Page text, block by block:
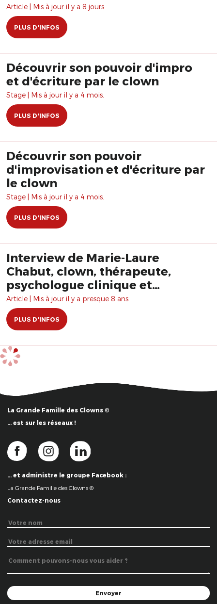
Article | Mis à jour il y a 8 jours.
PLUS D'INFOS
Découvrir son pouvoir d'impro
et d'écriture par le clown
Stage | Mis à jour il y a 4 mois.
PLUS D'INFOS
Découvrir son pouvoir
d'improvisation et d'écriture par
le clown
Stage | Mis à jour il y a 4 mois.
PLUS D'INFOS
Interview de Marie-Laure
Chabut, clown, thérapeute,
psychologue clinique et
psychanalyste
Article | Mis à jour il y a presque 8 ans.
PLUS D'INFOS
La Grande Famille des Clowns ©
… est sur les réseaux !
… et administre le groupe Facebook :
La Grande Famille des Clowns ©
Contactez-nous